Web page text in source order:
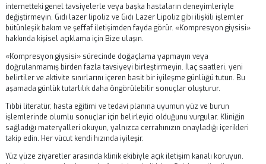
Kompresyon giysisi
«Kompresyon giysisi» bölümü, modern estetik ve KBB tıbbında gıdı
sonrası bakım konusunun temel bir yönünü ele alır. Kişiselleştirilmiş
önerilere uymak, önlenebilir komplikasyonları azaltır, fonksiyonel ve
estetik iyileşmeyi hızlandırır ve orta vadeli sonuçların
artırır. Önerileri yalnızca cerrahınızın açık onayıyla uyarlayın;
tıbbi geçmiş bakım planını değiştirir. Kontroller arasında sorularınızı
bildirin.
Bu uygulamaları yeterli dinlenme, dengeli beslenme, hidrasyon ve
planlanan kontrollere eksiksiz katılımla birleştirin. Tıbbi planınızı
internetteki genel tavsiyelerle veya başka hastaların deneyimleriyle